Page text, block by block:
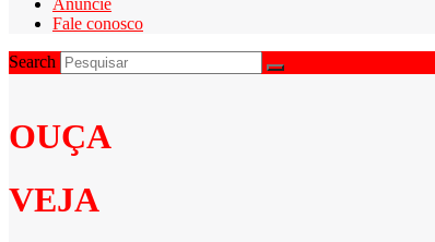
Fale conosco
Search
OUÇA
VEJA